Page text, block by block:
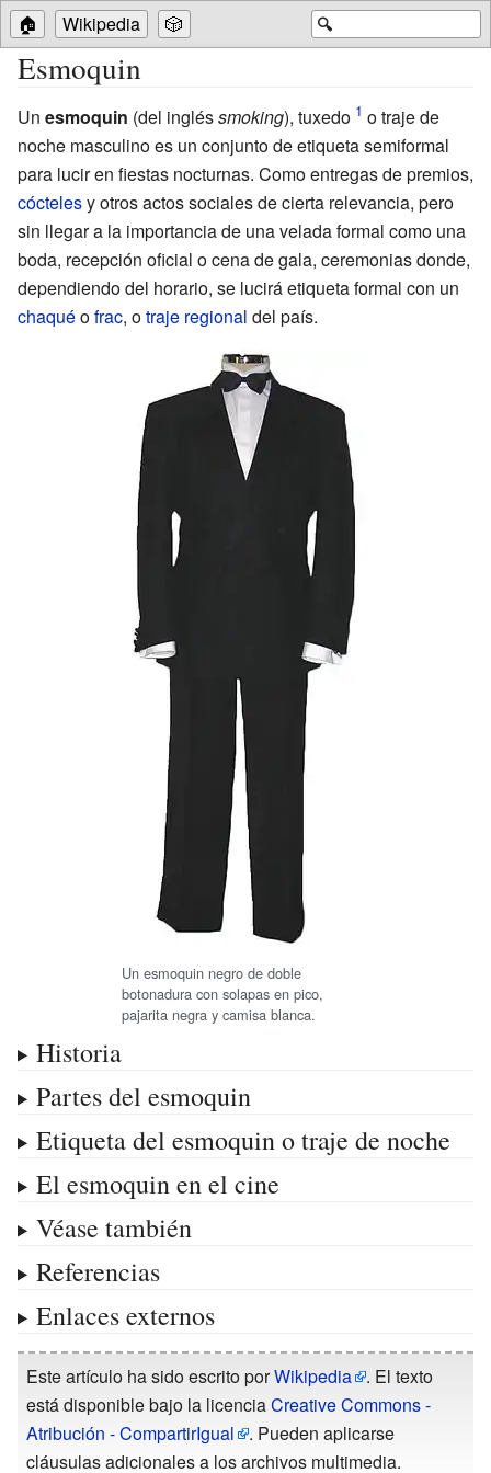
🔍
🏠 Wikipedia 🎲
Esmoquin
Un esmoquin (del ingléssmoking), tuxedo
o traje de
noche masculino es un conjunto de etiqueta semiformal
para lucir en fiestas nocturnas. Como entregas de premios,
cóctelesy otros actos sociales de cierta relevancia, pero
sin llegar a la importancia de una velada formal como una
boda, recepción oficial o cena de gala, ceremonias donde,
dependiendo del horario, se lucirá etiqueta formal con un
chaquéofrac, otraje regional del país.
Un esmoquin negro de doble
botonadura con solapas en pico,
pajarita negra y camisa blanca.
Historia
Partes del esmoquin
Etiqueta del esmoquin o traje de noche
El esmoquin en el cine
Véase también
Referencias
Enlaces externos
Este artículo ha sido escrito porWikipedia
. El texto
está disponible bajo la licenciaCreative Commons -
Atribución - CompartirIgual
. Pueden aplicarse
cláusulas adicionales a los archivos multimedia.